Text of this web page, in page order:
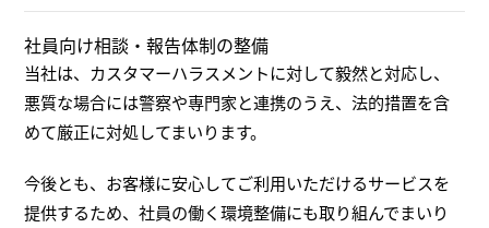
社員向け相談・報告体制の整備
当社は、カスタマーハラスメントに対して毅然と対応し、
悪質な場合には警察や専門家と連携のうえ、法的措置を含
めて厳正に対処してまいります。
今後とも、お客様に安心してご利用いただけるサービスを
提供するため、社員の働く環境整備にも取り組んでまいり